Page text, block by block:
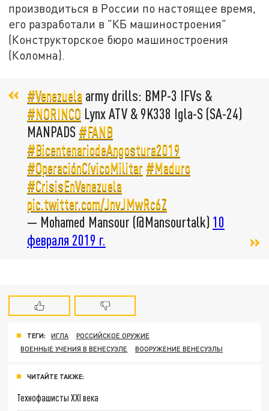
производиться в России по настоящее время,
его разработали в "КБ машиностроения"
(Конструкторское бюро машиностроения
(Коломна).
#Venezuela army drills: BMP-3 IFVs &
#NORINCO Lynx ATV & 9K338 Igla-S (SA-24)
MANPADS #FANB
#BicentenariodeAngostura2019
#OperaciónCívicoMilitar #Maduro
#CrisisEnVenezuela
pic.twitter.com/JnvJMwRc6Z
— Mohamed Mansour (@Mansourtalk) 10
февраля 2019 г.
ТЕГИ: ИГЛА
РОССИЙСКОЕ ОРУЖИЕ
ВОЕННЫЕ УЧЕНИЯ В ВЕНЕСУЭЛЕ
ВООРУЖЕНИЕ ВЕНЕСУЭЛЫ
ЧИТАЙТЕ ТАКЖЕ:
Технофашисты XXI века